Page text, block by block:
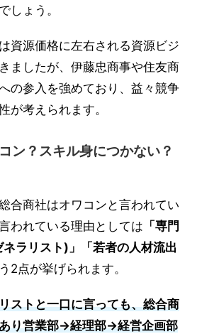
しょう。
資源価格に左右される資源ビジ
ましたが、伊藤忠商事や住友商
の参入を強めており、益々競争
が考えられます。
ン？スキル身につかない？
合商社はオワコンと言われてい
われている理由としては 「専門
ラリスト)」「若者の人材流出
2点が挙げられます。
ストと一口に言っても、総合商
り営業部→経理部→経営企画部